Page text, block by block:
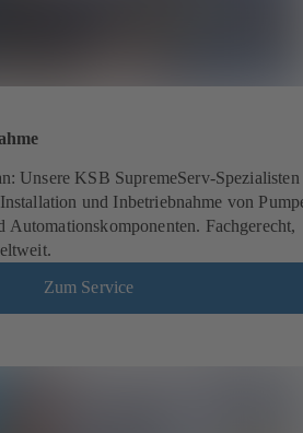
Unsere KSB SupremeServ-Spezialisten
und Inbetriebnahme von
Automationskomponenten. Fachgerecht,
Zum Service